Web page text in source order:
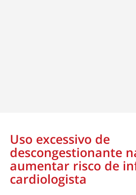
Uso excessivo de
descongestionante
aumentar risco de
cardiologista